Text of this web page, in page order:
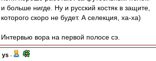
и больше нигде. Ну и русский костяк в защите,
которого скоро не будет. А селекция, ха-ха)
Интервью вора на первой полосе сэ.
ys -